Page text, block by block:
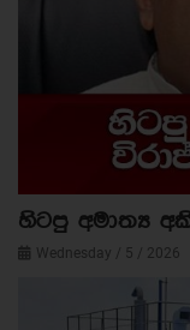
හිටපු අමාත්‍ය
Wednesday / 5 / 2026